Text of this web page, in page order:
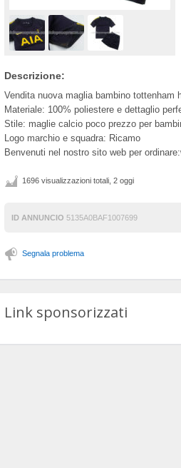
Descrizione:
Vendita nuova maglia bambino tottenham
Materiale: 100% poliestere e dettaglio
Stile: maglie calcio poco prezzo per
Logo marchio e squadra: Ricamo
Benvenuti nel nostro sito web per
1696 visualizzazioni totali, 2 oggi
ID ANNUNCIO 5135A0BAF1007699
Segnala problema
Link sponsorizzati